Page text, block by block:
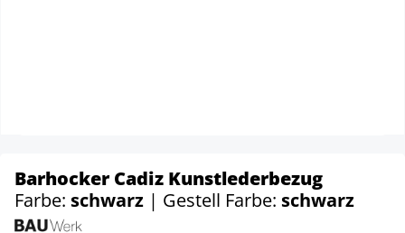
Barhocker Cadiz Kunstlederbezug
Farbe: schwarz | Gestell Farbe: schwarz